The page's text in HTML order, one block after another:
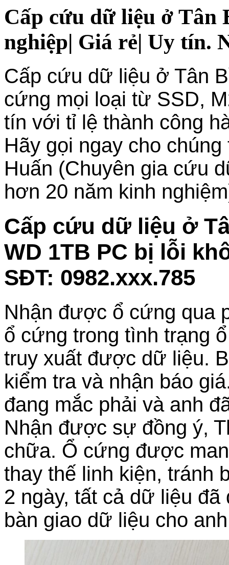
Cấp cứu dữ liệu ở
nghiệp| Giá rẻ| Uy tín.
Cấp cứu dữ liệu ở Tân
cứng mọi loại từ SSD,
tín với tỉ lệ thành công
Hãy gọi ngay cho
Huấn (Chuyên gia cứu
hơn 20 năm kinh
Cấp cứu dữ liệu ở
WD 1TB PC bị lỗi
SĐT: 0982.xxx.785
Nhận được ổ cứng qua
ổ cứng trong tình trạng
truy xuất được dữ liệu.
kiểm tra và nhận báo
đang mắc phải và anh
Nhận được sự đồng ý,
chữa. Ổ cứng được
thay thế linh kiện, tránh
2 ngày, tất cả dữ liệu
bàn giao dữ liệu cho